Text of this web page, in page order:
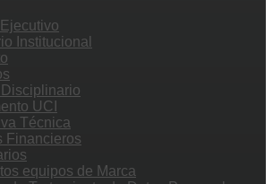
Institucional
UCI
Técnica
Financieros
equipos de Marca